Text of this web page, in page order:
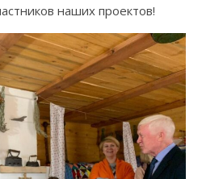
наших проектов!